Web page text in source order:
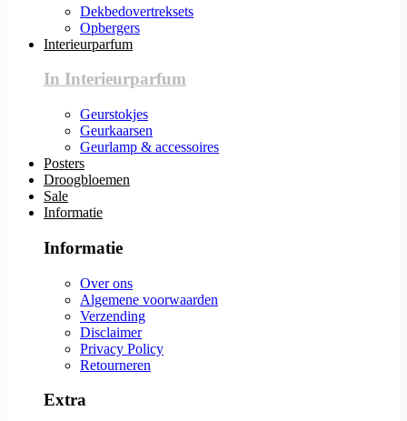
Dekbedovertreksets
Opbergers
Interieurparfum
In Interieurparfum
Geurstokjes
Geurkaarsen
Geurlamp & accessoires
Posters
Droogbloemen
Sale
Informatie
Informatie
Over ons
Algemene voorwaarden
Verzending
Disclaimer
Privacy Policy
Retourneren
Extra